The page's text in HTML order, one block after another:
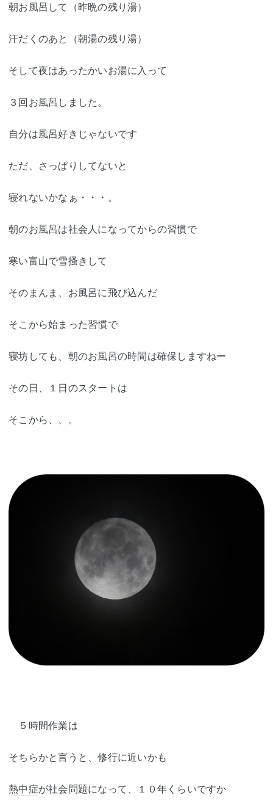
朝お風呂して（昨晩の残り湯）
汗だくのあと（朝湯の残り湯）
そして夜はあったかいお湯に入って
３回お風呂しました。
自分は風呂好きじゃないです
ただ、さっぱりしてないと
寝れないかなぁ・・・。
朝のお風呂は社会人になってからの習慣で
寒い富山で雪搔きして
そのまんま、お風呂に飛び込んだ
そこから始まった習慣で
寝坊しても、朝のお風呂の時間は確保しますねー
その日、１日のスタートは
そこから、、。
５時間作業は
そちらかと言うと、修行に近いかも
熱中症が社会問題になって、１０年くらいですか